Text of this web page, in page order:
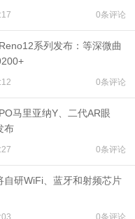
0条评论
系列发布：等深微曲
0条评论
马里亚纳Y、二代AR眼
布
0条评论
自研WiFi、蓝牙和射频芯片
0条评论